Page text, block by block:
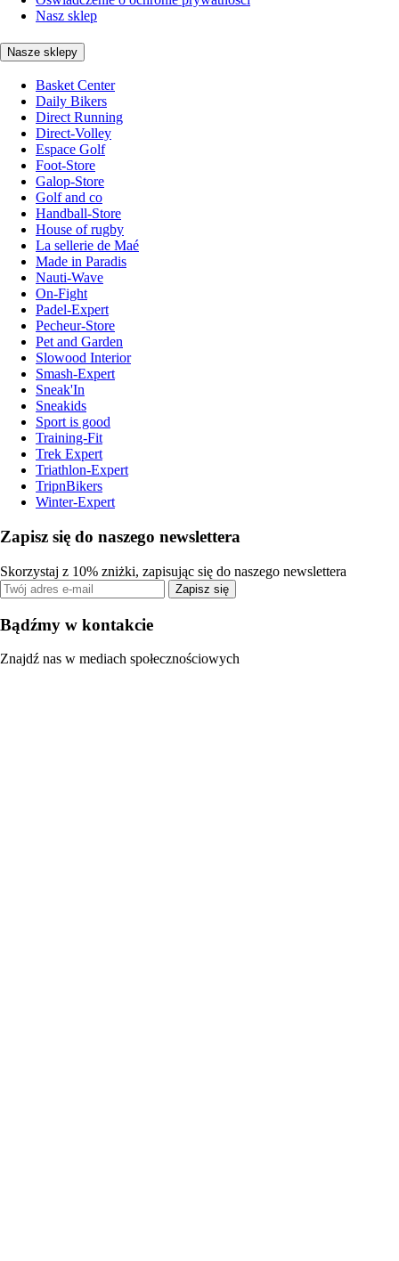
Nasz sklep
Nasze sklepy
Basket Center
Daily Bikers
Direct Running
Direct-Volley
Espace Golf
Foot-Store
Galop-Store
Golf and co
Handball-Store
House of rugby
La sellerie de Maé
Made in Paradis
Nauti-Wave
On-Fight
Padel-Expert
Pecheur-Store
Pet and Garden
Slowood Interior
Smash-Expert
Sneak'In
Sneakids
Sport is good
Training-Fit
Trek Expert
Triathlon-Expert
TripnBikers
Winter-Expert
Zapisz się do naszego newslettera
Skorzystaj z 10% zniżki, zapisując się do naszego newslettera
Zapisz się
Bądźmy w kontakcie
Znajdź nas w mediach społecznościowych